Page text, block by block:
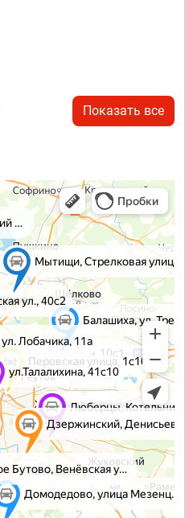
Показать все